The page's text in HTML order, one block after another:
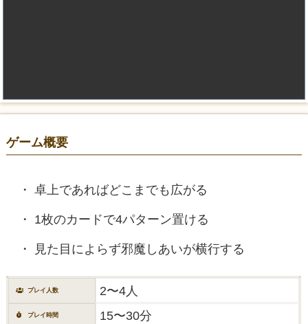
ゲーム概要
卓上であればどこまでも広がる
1枚のカードで4パターン置ける
見た目によらず邪魔しあいが横行する
プレイ人数 2〜4人
プレイ時間 15〜30分